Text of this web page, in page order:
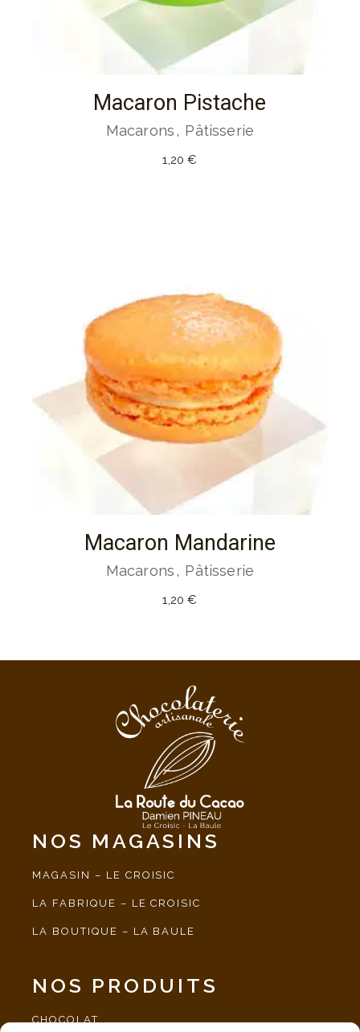
Macaron Pistache
Macarons Pâtisserie
1,20€
Macaron Mandarine
Macarons Pâtisserie
1,20€
NOS MAGASINS
MAGASIN – LE CROISIC
LA FABRIQUE – LE CROISIC
LA BOUTIQUE – LA BAULE
NOS PRODUITS
CHOCOLAT